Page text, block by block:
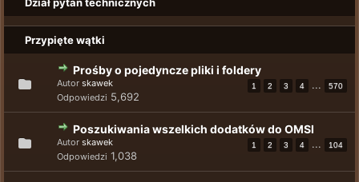
Dział pytań technicznych
Przypięte wątki
Prośby o pojedyncze pliki i foldery
Autor skawek 1 2 3 4 ... 570
Odpowiedzi 5,692
Poszukiwania wszelkich dodatków do OMSI
Autor skawek 1 2 3 4 ... 104
Odpowiedzi 1,038